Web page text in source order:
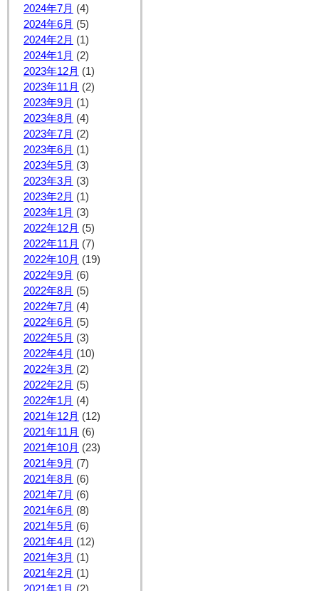
2024年7月 (4)
2024年6月 (5)
2024年2月 (1)
2024年1月 (2)
2023年12月 (1)
2023年11月 (2)
2023年9月 (1)
2023年8月 (4)
2023年7月 (2)
2023年6月 (1)
2023年5月 (3)
2023年3月 (3)
2023年2月 (1)
2023年1月 (3)
2022年12月 (5)
2022年11月 (7)
2022年10月 (19)
2022年9月 (6)
2022年8月 (5)
2022年7月 (4)
2022年6月 (5)
2022年5月 (3)
2022年4月 (10)
2022年3月 (2)
2022年2月 (5)
2022年1月 (4)
2021年12月 (12)
2021年11月 (6)
2021年10月 (23)
2021年9月 (7)
2021年8月 (6)
2021年7月 (6)
2021年6月 (8)
2021年5月 (6)
2021年4月 (12)
2021年3月 (1)
2021年2月 (1)